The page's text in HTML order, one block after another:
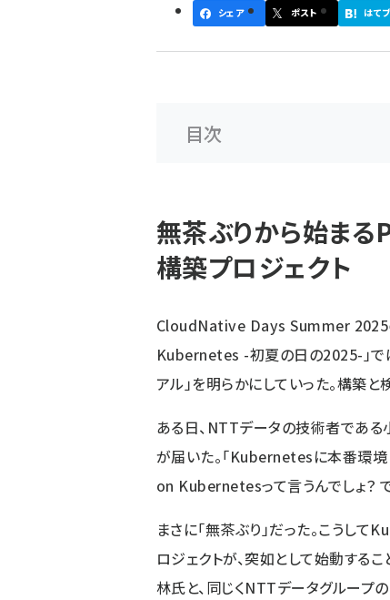
シェア ポスト はてブ
目次
無茶ぶりから始ま
構築プロジェクト
CloudNative Days Summer 2025の
Kubernetes -初夏の日の2025-」で
アル」を明らかにしていった。構築
ある日、NTTデータの技術者であ
が届いた。「Kubernetesに本番環
on Kubernetesって言うんでしょ？ で
まさに「無茶ぶり」だった。こうし
ロジェクトが、突如として始動する
林氏と、同じくNTTデータグルー